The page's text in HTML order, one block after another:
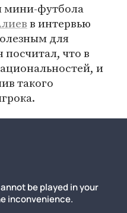
мини-футбола
в интервью
для
что в
и
такого